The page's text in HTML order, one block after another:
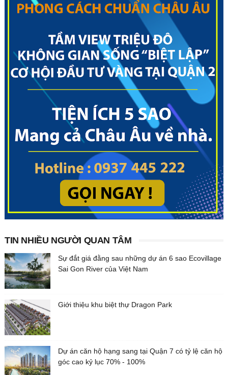
TIN NHIỀU NGƯỜI QUAN TÂM
Sự đắt giá đằng sau những dự án 6 sao Ecovillage
Sai Gon River của Việt Nam
Giới thiệu khu biệt thự Dragon Park
Dự án căn hộ hạng sang tại Quận 7 có tỷ lệ căn hộ
góc cao kỷ lục 70% - 100%